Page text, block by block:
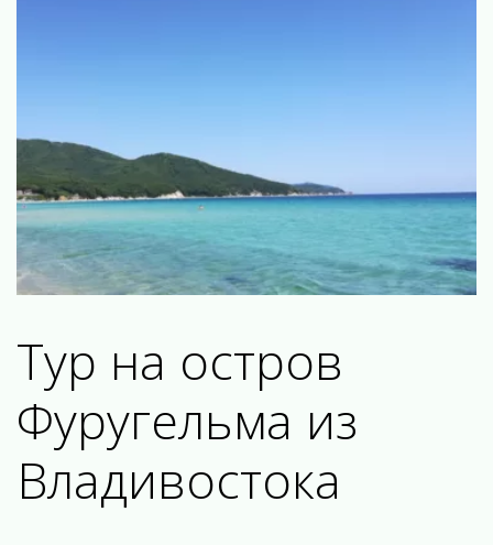
Тур на остров
Фуругельма из
Владивостока